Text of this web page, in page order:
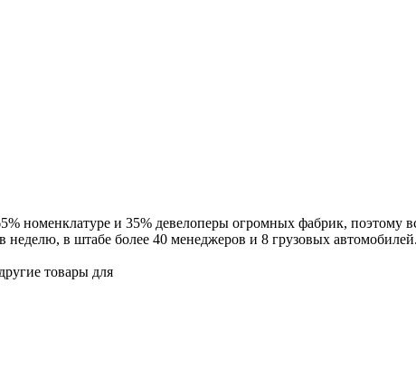
номенклатуре и 35% девелоперы огромных фабрик, поэтому
в штабе более 40 менеджеров и 8 грузовых автомобилей.
товары для